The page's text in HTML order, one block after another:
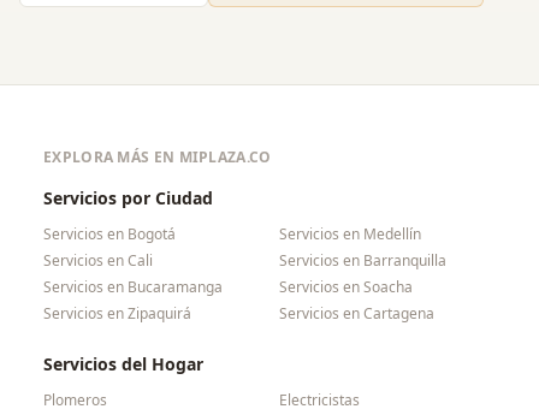
EXPLORA MÁS EN MIPLAZA.CO
Servicios por Ciudad
Servicios en Bogotá Servicios en Medellín
Servicios enCali Servicios en Barranquilla
Servicios en Bucaramanga Servicios enSoacha
Servicios enZipaquirá Servicios enCartagena
Servicios del Hogar
Plomeros
Electricistas